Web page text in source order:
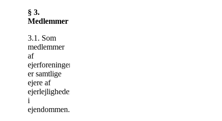
§ 3.
Medlemmer
3.1. Som
medlemmer
af
ejerforeningen
er samtlige
ejere af
ejerlejligheder
i
ejendommen.